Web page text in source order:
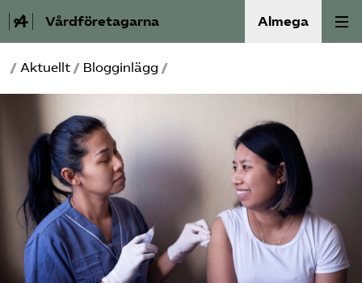
Vårdföretagarna Almega
Välfärdskriminalitet
Valmanifest
Medlemskap
Aktiviteter
Våra frågor
/ Aktuellt / Blogginlägg /